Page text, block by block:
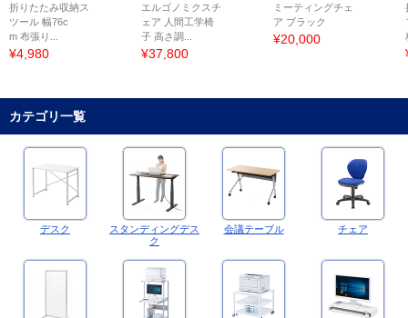
折りたたみ収納ス
ツール 幅76c
m 布張り...
¥4,980
エルゴノミクスチ
ェア 人間工学椅
子 高さ調...
¥37,800
ミーティングチェ
ア ブラック
¥20,000
カテゴリ一覧
デスク
スタンディングデス
ク
会議テーブル チェア